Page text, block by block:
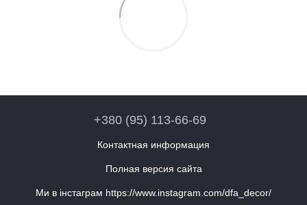
+380 (95) 113-66-69
Контактная информация
Полная версия сайта
Ми в інстаграм https://www.instagram.com/dfa_decor/